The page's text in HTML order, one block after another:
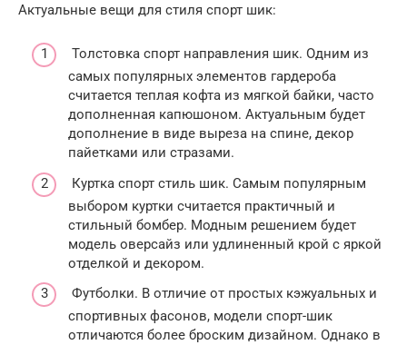
Актуальные вещи для стиля спорт шик:
Толстовка спорт направления шик. Одним из
самых популярных элементов гардероба
считается теплая кофта из мягкой байки, часто
дополненная капюшоном. Актуальным будет
дополнение в виде выреза на спине, декор
пайетками или стразами.
Куртка спорт стиль шик. Самым популярным
выбором куртки считается практичный и
стильный бомбер. Модным решением будет
модель оверсайз или удлиненный крой с яркой
отделкой и декором.
Футболки. В отличие от простых кэжуальных и
спортивных фасонов, модели спорт-шик
отличаются более броским дизайном. Однако в